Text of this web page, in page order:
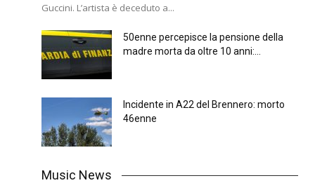
Guccini. L’artista è deceduto a...
50enne percepisce la pensione della
madre morta da oltre 10 anni:...
Incidente in A22 del Brennero: morto
46enne
Music News